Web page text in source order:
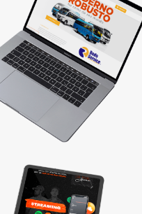
internet? Desenvolvemos sites
fazem seu cliente comprar!
e Mídia kit